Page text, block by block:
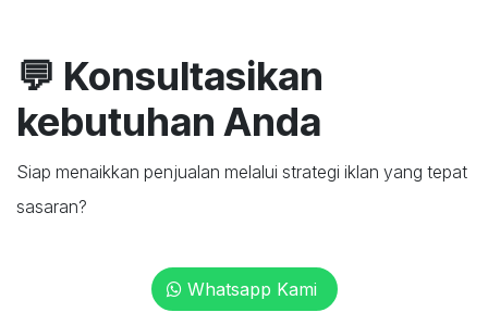
💬 Konsultasikan
kebutuhan Anda
Siap menaikkan penjualan melalui strategi iklan yang tepat
sasaran?
Whatsapp Kami